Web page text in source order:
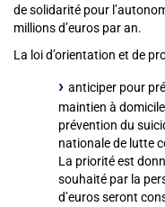
de solidarité pour
millions d’euros par an.
La loi d’orientation et de
anticiper pour
maintien à
prévention du
nationale de lutte
La priorité est
souhaité par la
d’euros seront